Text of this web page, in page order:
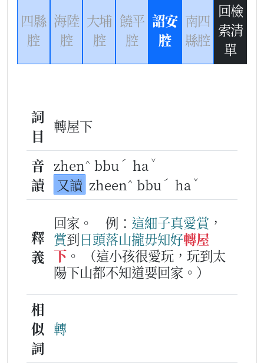
四縣
腔
海陸
腔
大埔
腔
饒平
腔
詔安
腔
南四
縣腔
回檢
索清
單
詞
目
轉屋下
音
讀
zhen^ bbu ˊ ha ˇ
又讀 zheen^ bbu ˊ ha ˇ
釋
義
回家。 例： 這細子真愛賞 ，
賞到日頭落山攏毋知好轉屋
下 。
（這小孩很愛玩，玩到太
陽下山都不知道要回家。）
相
似
詞
轉